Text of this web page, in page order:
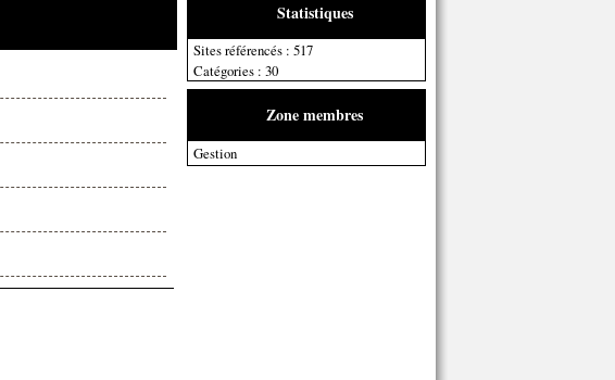
Statistiques
Sites référencés : 517
Catégories : 30
Zone membres
Gestion